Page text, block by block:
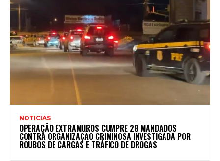
NOTICIAS
OPERAÇÃO EXTRAMUROS CUMPRE 28 MANDADOS
CONTRA ORGANIZAÇÃO CRIMINOSA INVESTIGADA POR
ROUBOS DE CARGAS E TRÁFICO DE DROGAS